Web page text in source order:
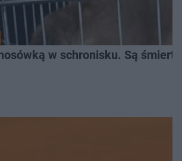
w schronisku. Są